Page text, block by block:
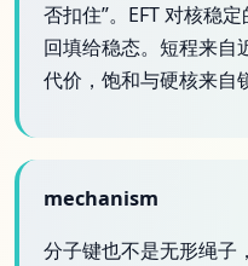
否扣住”。EFT 对核稳
回填给稳态。短程来自
代价，饱和与硬核来自
mechanism
分子键也不是无形绳子